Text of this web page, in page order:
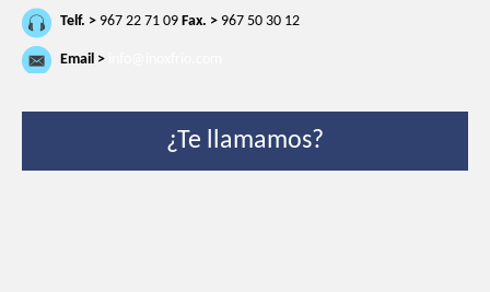
Telf. > 967 22 71 09 Fax. > 967 50 30 12
Email >
¿Te llamamos?